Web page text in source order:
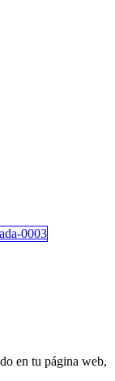
en tu página web,